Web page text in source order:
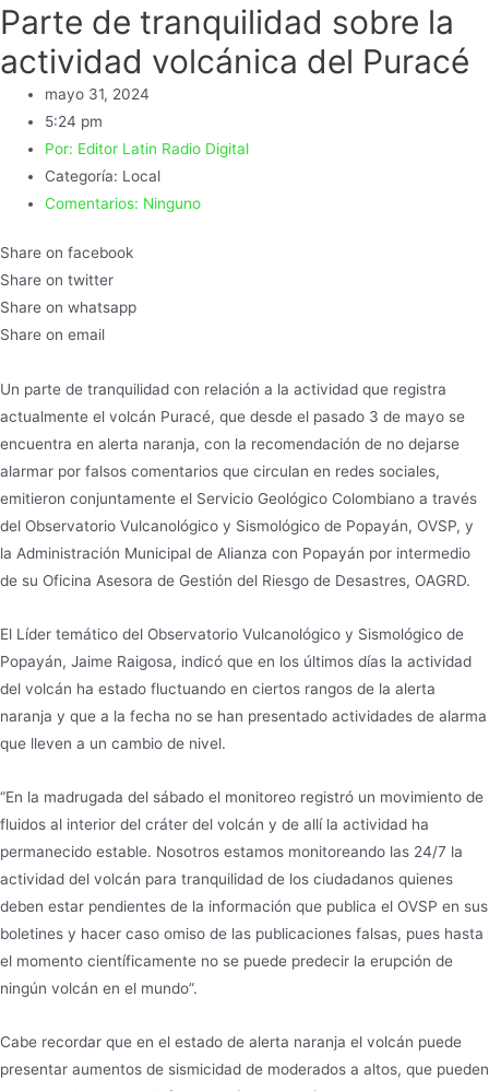
Parte de tranquilidad sobre la
actividad volcánica del Puracé
mayo 31, 2024
5:24 pm
Por: Editor Latin Radio Digital
Categoría: Local
Comentarios: Ninguno
Share on facebook
Share on twitter
Share on whatsapp
Share on email
Un parte de tranquilidad con relación a la actividad que registra
actualmente el volcán Puracé, que desde el pasado 3 de mayo se
encuentra en alerta naranja, con la recomendación de no dejarse
alarmar por falsos comentarios que circulan en redes sociales,
emitieron conjuntamente el Servicio Geológico Colombiano a través
del Observatorio Vulcanológico y Sismológico de Popayán, OVSP, y
la Administración Municipal de Alianza con Popayán por intermedio
de su Oficina Asesora de Gestión del Riesgo de Desastres, OAGRD.
El Líder temático del Observatorio Vulcanológico y Sismológico de
Popayán, Jaime Raigosa, indicó que en los últimos días la actividad
del volcán ha estado fluctuando en ciertos rangos de la alerta
naranja y que a la fecha no se han presentado actividades de alarma
que lleven a un cambio de nivel.
“En la madrugada del sábado el monitoreo registró un movimiento de
fluidos al interior del cráter del volcán y de allí la actividad ha
permanecido estable. Nosotros estamos monitoreando las 24/7 la
actividad del volcán para tranquilidad de los ciudadanos quienes
deben estar pendientes de la información que publica el OVSP en sus
boletines y hacer caso omiso de las publicaciones falsas, pues hasta
el momento científicamente no se puede predecir la erupción de
ningún volcán en el mundo”.
Cabe recordar que en el estado de alerta naranja el volcán puede
presentar aumentos de sismicidad de moderados a altos, que pueden